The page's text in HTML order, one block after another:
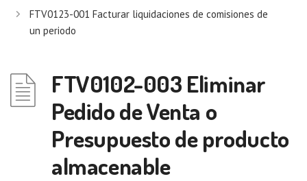
FTV0123-001 Facturar liquidaciones de comisiones de
un periodo
FTV0102-003 Eliminar
Pedido de Venta o
Presupuesto de producto
almacenable